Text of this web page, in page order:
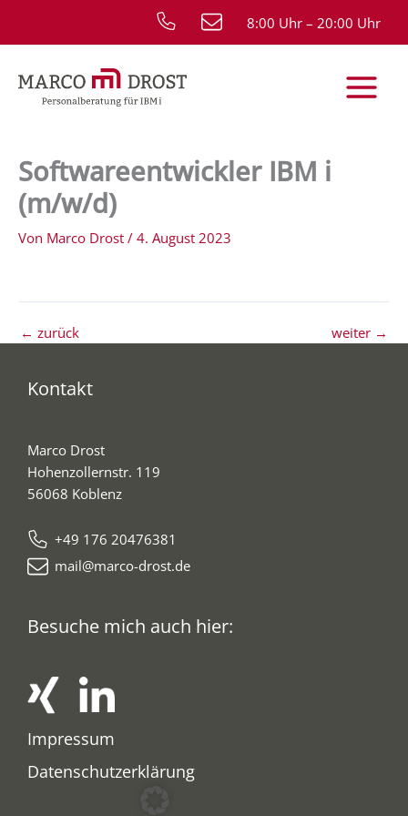
8:00 Uhr – 20:00 Uhr
Softwareentwickler IBM i
(m/w/d)
Von Marco Drost / 4. August 2023
← zurück weiter →
Kontakt
Marco Drost
Hohenzollernstr. 119
56068 Koblenz
+49 176 20476381
mail@marco-drost.de
Besuche mich auch hier:
Impressum
Datenschutzerklärung